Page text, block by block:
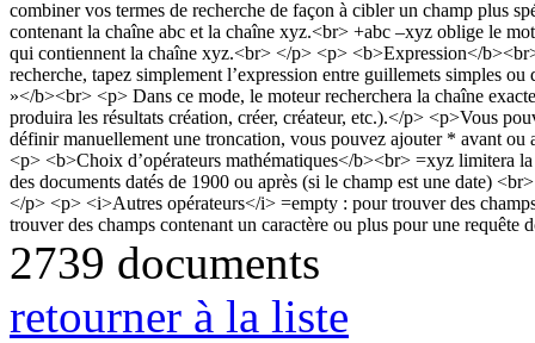
2739 documents
retourner à la liste